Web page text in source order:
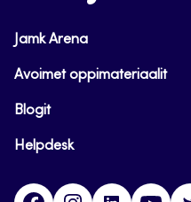
Jamk Arena
Avoimet oppimateriaalit
Blogit
Helpdesk
FacebookInstagram
LinkedIn